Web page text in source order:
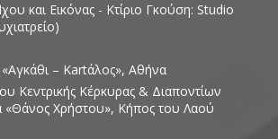
και Εικόνας - Κτίριο Γκούση: Studio
– Kartάλος», Αθήνα
Κεντρικής Κέρκυρας & Διαποντίων
Χρήστου», Κήπος του Λαού